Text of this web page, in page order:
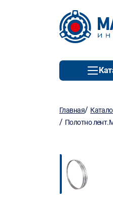
Главная/
/ Полотно